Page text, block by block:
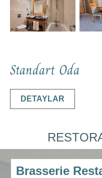
Standart Oda
DETAYLAR
Brasserie